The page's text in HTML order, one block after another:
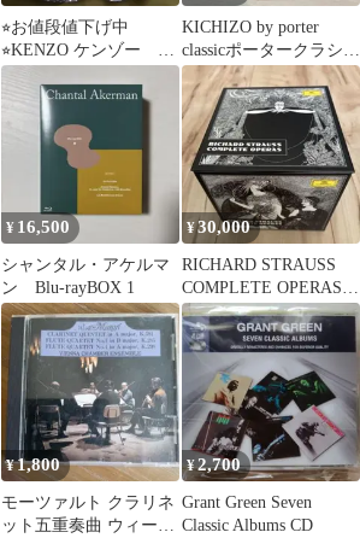
⭐︎お値段値下げ中
⭐︎KENZO ケンゾー ク
ラシカルポルカドット
ブラウス
KICHIZO by porter
classicポータークラシッ
クキーリング
¥ 16,500
シャンタル・アケルマ
ン Blu-rayBOX 1
¥30,000
RICHARD STRAUSS
COMPLETE OPERAS
33CD
¥1,800
モーツァルト クラリネ
ット五重奏曲 ウィーン
¥2,700
Grant Green Seven
Classic Albums CD